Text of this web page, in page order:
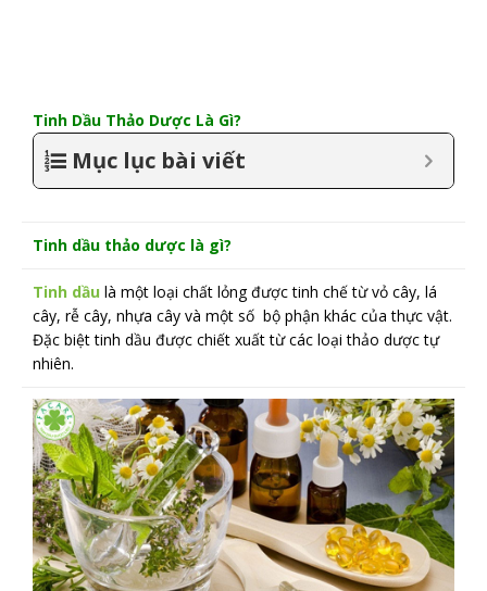
Tinh Dầu Thảo Dược Là Gì?
Mục lục bài viết
Tinh dầu thảo dược là gì?
Tinh dầu là một loại chất lỏng được tinh chế từ vỏ cây, lá
cây, rễ cây, nhựa cây và một số bộ phận khác của thực vật.
Đặc biệt tinh dầu được chiết xuất từ các loại thảo dược tự
nhiên.